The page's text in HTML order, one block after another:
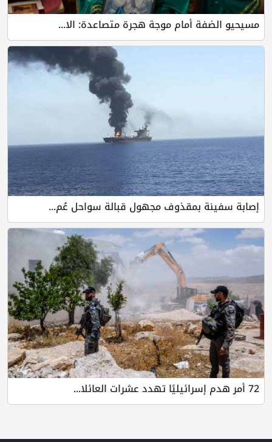
مسيحيو الضفة أمام موجة هجرة متصاعدة: الا...
إصابة سفينة بمقذوف مجهول قبالة سواحل عُم...
72 أمر هدم إسرائيليًا تهدد عشرات العائلا...